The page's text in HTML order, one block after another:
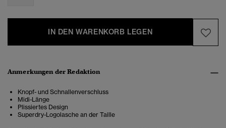
IN DEN WARENKORB LEGEN
Anmerkungen der Redaktion
Knopf- und Schnallenverschluss
Midi-Länge
Plissiertes Design
Superdry-Logolasche an der Taille